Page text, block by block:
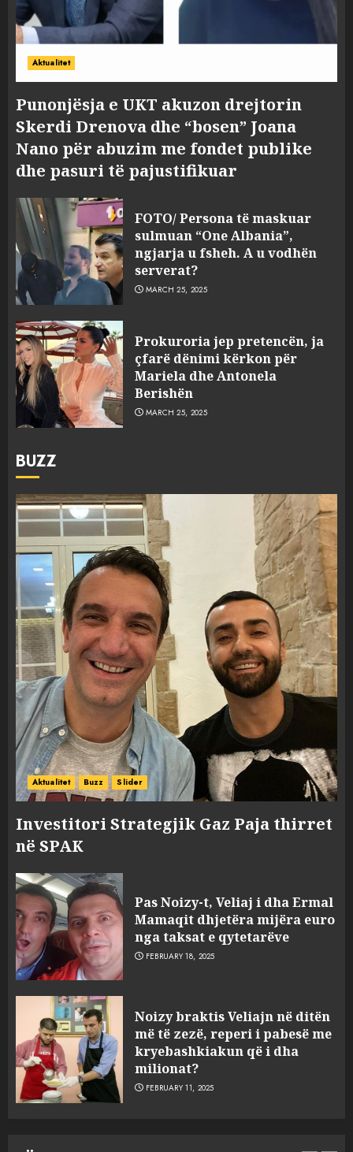
Aktualitet
Punonjësja e UKT akuzon drejtorin
Skerdi Drenova dhe “bosen” Joana
Nano për abuzim me fondet publike
dhe pasuri të pajustifikuar
FOTO/ Persona të maskuar
sulmuan “One Albania”,
ngjarja u fsheh. A u vodhën
serverat?
MARCH 25, 2025
Prokuroria jep pretencën, ja
çfarë dënimi kërkon për
Mariela dhe Antonela
Berishën
MARCH 25, 2025
BUZZ
Aktualitet Buzz Slider
Investitori Strategjik Gaz Paja thirret
në SPAK
Pas Noizy-t, Veliaj i dha Ermal
Mamaqit dhjetëra mijëra euro
nga taksat e qytetarëve
FEBRUARY 18, 2025
Noizy braktis Veliajn në ditën
më të zezë, reperi i pabesë me
kryebashkiakun që i dha
milionat?
FEBRUARY 11, 2025
3
sulmuan “One Albania”,
ngjarja u fsheh. A u vodhën
serverat?
MARCH 25, 2025